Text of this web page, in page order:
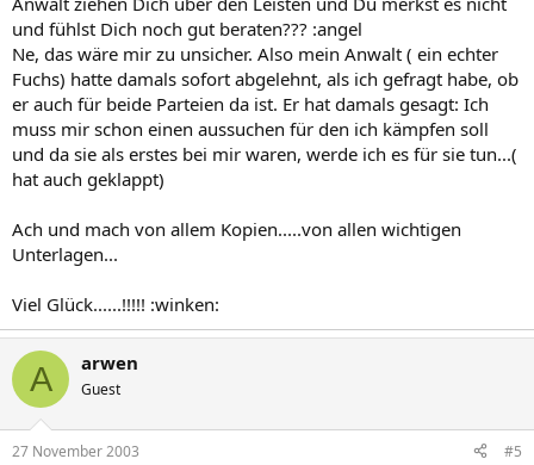
und fühlst Dich noch gut beraten??? :angel
Ne, das wäre mir zu unsicher. Also mein Anwalt ( ein echter
Fuchs) hatte damals sofort abgelehnt, als ich gefragt habe, ob
er auch für beide Parteien da ist. Er hat damals gesagt: Ich
muss mir schon einen aussuchen für den ich kämpfen soll
und da sie als erstes bei mir waren, werde ich es für sie tun...(
hat auch geklappt)
Ach und mach von allem Kopien.....von allen wichtigen
Unterlagen...
Viel Glück......!!!!! :winken:
A arwen
Guest
27 November 2003 #5